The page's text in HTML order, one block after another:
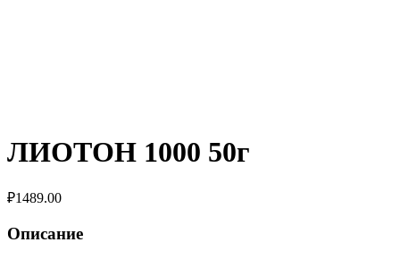
ЛИОТОН 1000 50г
₽1489.00
Описание